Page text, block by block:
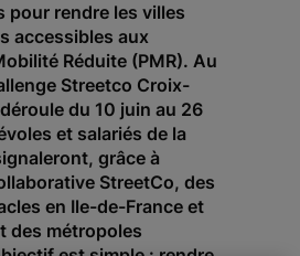
pour rendre les villes
accessibles aux
Réduite (PMR). Au
Streetco Croix-
du 10 juin au 26
et salariés de la
grâce à
StreetCo, des
en Ile-de-France et
des métropoles